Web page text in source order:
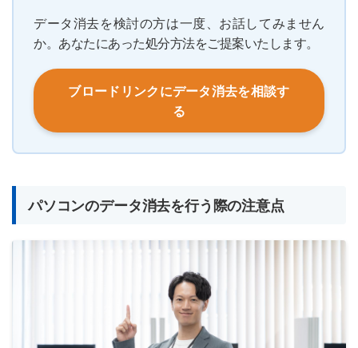
データ消去を検討の方は一度、お話してみません
か。あなたにあった処分方法をご提案いたします。
ブロードリンクにデータ消去を相談す
る
パソコンのデータ消去を行う際の注意点